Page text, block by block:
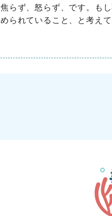
焦らず、怒らず、です。も
められていること、と考えて